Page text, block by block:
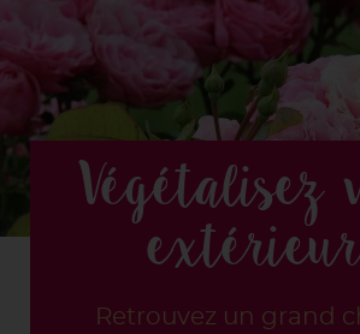
Végétalisez
Retrouvez un grand